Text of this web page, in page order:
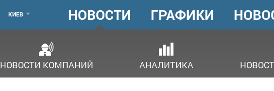
МЕНЮ
ГОРОДОВ
КИЕВ
ГОЛОВНЕ
МЕНЮ
НОВОСТИ
НОВОСТИ КОМПАНИЙ АНАЛИТИКА
ГРАФИКИ